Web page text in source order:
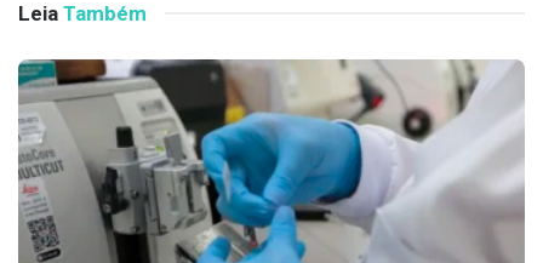
Leia Também